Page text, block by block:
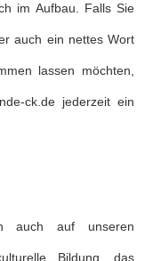
im Aufbau. Falls Sie
auch ein nettes Wort
lassen möchten,
ck.de jederzeit ein
auch auf unseren
Bildung, das